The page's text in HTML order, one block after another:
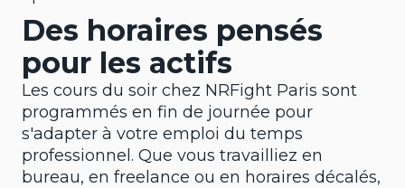
Des horaires pensés
pour les actifs
Les cours du soir chez NRFight Paris sont
programmés en fin de journée pour
s'adapter à votre emploi du temps
professionnel. Que vous travailliez en
bureau, en freelance ou en horaires décalés,